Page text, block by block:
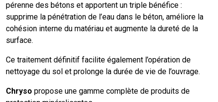
pérenne des bétons et apportent un triple bénéfice :
supprime la pénétration de l’eau dans le béton, améliore la
cohésion interne du matériau et augmente la dureté de la
surface.
Ce traitement définitif facilite également l’opération de
nettoyage du sol et prolonge la durée de vie de l’ouvrage.
Chryso propose une gamme complète de produits de